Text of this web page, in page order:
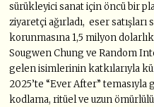
sürükleyici sanat için öncü bir
ziyaretçi ağırladı, eser satışları
korunmasına 1,5 milyon
Sougwen Chung ve Random
gelen isimlerinin katkılarıyla
2025’te “Ever After” temasıyla
kodlama, ritüel ve uzun